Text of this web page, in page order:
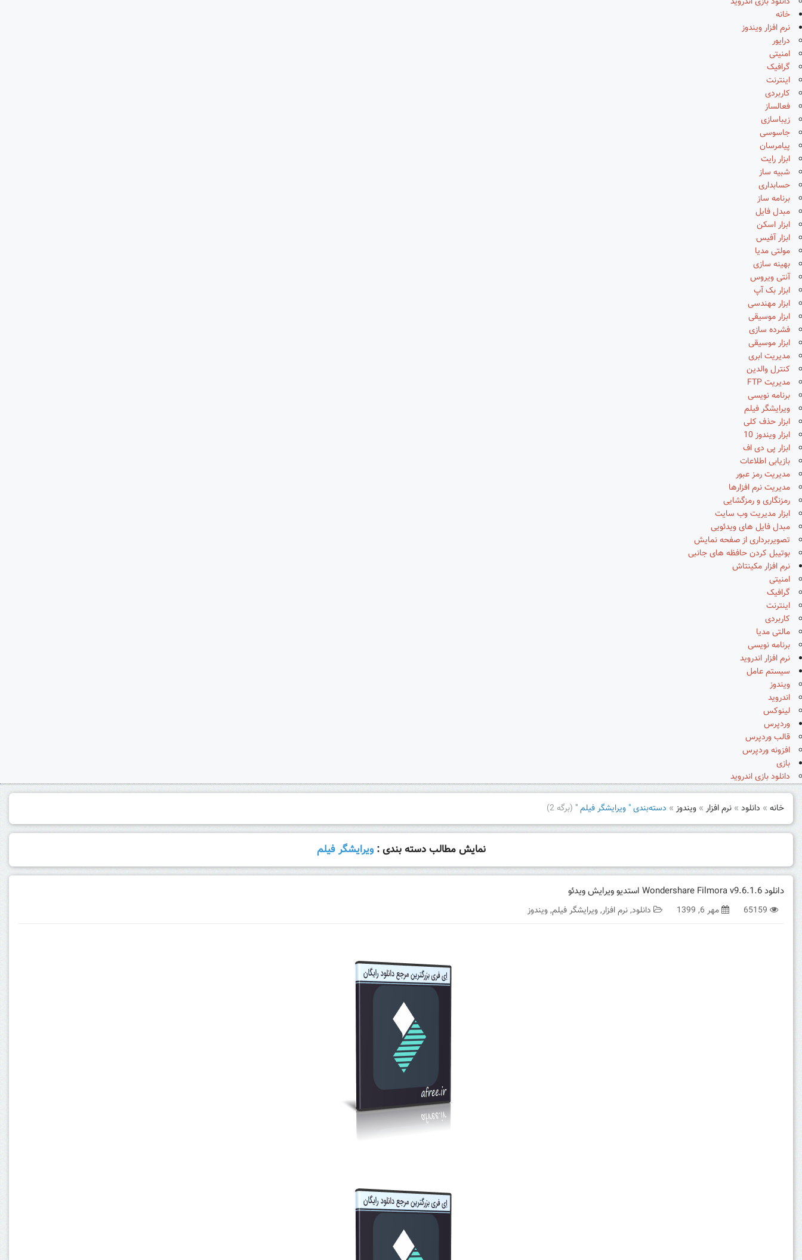
خانه
نرم افزار ویندوز
درایور
امنیتی
گرافیک
اینترنت
کاربردی
فعالساز
زیباسازی
جاسوسی
پیامرسان
ابزار رایت
شبیه ساز
حسابداری
برنامه ساز
مبدل فایل
ابزار اسکن
ابزار آفیس
مولتی مدیا
بهینه سازی
آنتی ویروس
ابزار بک آپ
ابزار مهندسی
ابزار موسیقی
فشرده سازی
ابزار موسیقی
مدیریت ابری
کنترل والدین
مدیریت FTP
برنامه نویسی
ویرایشگر فیلم
ابزار حذف کلی
ابزار ویندوز 10
ابزار پی دی اف
بازیابی اطلاعات
مدیریت رمز عبور
مدیریت نرم افزارها
رمزنگاری و رمزگشایی
ابزار مدیریت وب سایت
مبدل فایل های ویدئویی
تصویربرداری از صفحه نمایش
بوتیبل کردن حافظه های جانبی
نرم افزار مکینتاش
امنیتی
گرافیک
اینترنت
کاربردی
مالتی مدیا
برنامه نویسی
نرم افزار اندروید
سیستم عامل
ویندوز
اندروید
لینوکس
وردپرس
قالب وردپرس
افزونه وردپرس
بازی
دانلود بازی اندروید
خانه » دانلود » نرم افزار » ویندوز » دسته‌بندی " ویرایشگر فیلم " (برگه 2)
نمایش مطالب دسته بندی :ویرایشگر فیلم
دانلود Wondershare Filmora v9.6.1.6 استدیو ویرایش ویدئو
65159 مهر 6, 1399 دانلود,نرم افزار,ویرایشگر فیلم,ویندوز